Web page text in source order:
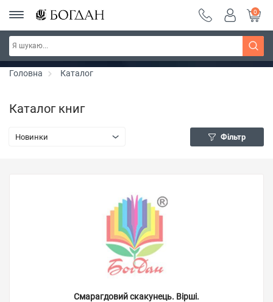
РОЗПРОДАЖ ~ 150 грн ~ 200 грн ~ 250 грн ~
300 грн ~ РОЗПРОДАЖ
Дізнатись більше
0
Головна Каталог
Каталог книг
Новинки Фільтр
Смарагдовий скакунець. Вірші.